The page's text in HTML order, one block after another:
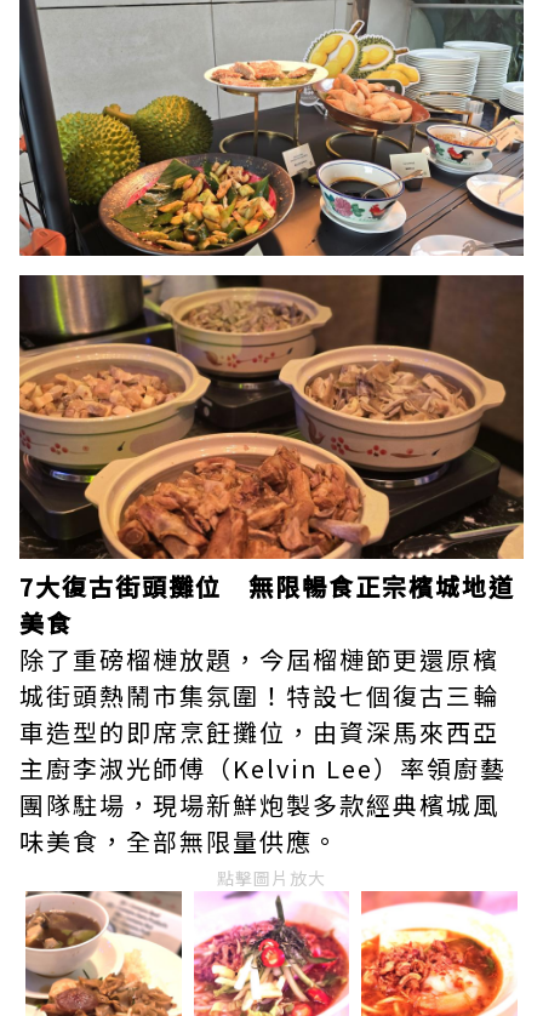
7大復古街頭攤位 無限暢食正宗檳城地道
美食
除了重磅榴槤放題，今屆榴槤節更還原檳
城街頭熱鬧市集氛圍！特設七個復古三輪
車造型的即席烹飪攤位，由資深馬來西亞
主廚李淑光師傅（Kelvin Lee）率領廚藝
團隊駐場，現場新鮮炮製多款經典檳城風
味美食，全部無限量供應。
點擊圖片放大